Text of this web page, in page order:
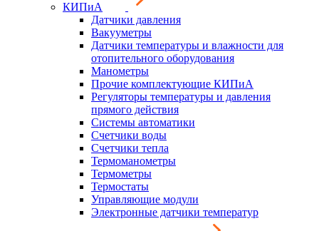
КИПиА
Датчики давления
Вакууметры
Датчики температуры и влажности для
отопительного оборудования
Манометры
Прочие комплектующие КИПиА
Регуляторы температуры и давления
прямого действия
Системы автоматики
Счетчики воды
Счетчики тепла
Термоманометры
Термометры
Термостаты
Управляющие модули
Электронные датчики температур